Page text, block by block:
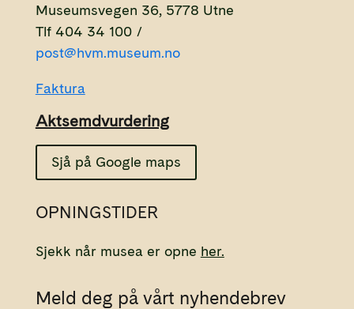
Museumsvegen 36, 5778 Utne
Tlf 404 34 100 /
post@hvm.museum.no
Faktura
Aktsemdvurdering
Sjå på Google maps
OPNINGSTIDER
Sjekk når musea er opne her.
Meld deg på vårt nyhendebrev